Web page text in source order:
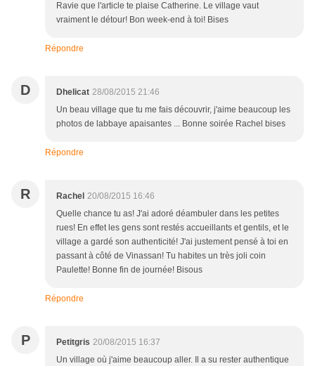
Ravie que l'article te plaise Catherine. Le village vaut
vraiment le détour! Bon week-end à toi! Bises
Répondre
D Dhelicat 28/08/2015 21:46
Un beau village que tu me fais découvrir, j'aime beaucoup les
photos de labbaye apaisantes ... Bonne soirée Rachel bises
Répondre
R Rachel 20/08/2015 16:46
Quelle chance tu as! J'ai adoré déambuler dans les petites
rues! En effet les gens sont restés accueillants et gentils, et le
village a gardé son authenticité! J'ai justement pensé à toi en
passant à côté de Vinassan! Tu habites un très joli coin
Paulette! Bonne fin de journée! Bisous
Répondre
P Petitgris 20/08/2015 16:37
Un village où j'aime beaucoup aller. Il a su rester authentique